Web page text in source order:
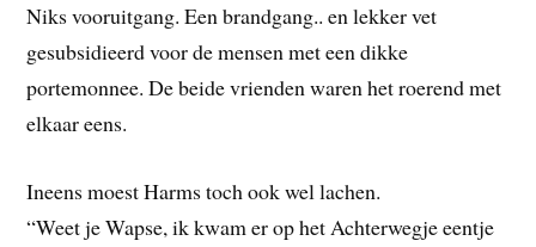
Niks vooruitgang. Een brandgang.. en lekker vet
gesubsidieerd voor de mensen met een dikke
portemonnee. De beide vrienden waren het roerend met
elkaar eens.
Ineens moest Harms toch ook wel lachen.
“Weet je Wapse, ik kwam er op het Achterwegje eentje